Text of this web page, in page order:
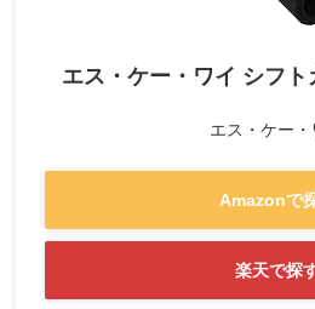
エス・ケー・ワイ シフ
エス・ケー・
Amazonで
楽天で探